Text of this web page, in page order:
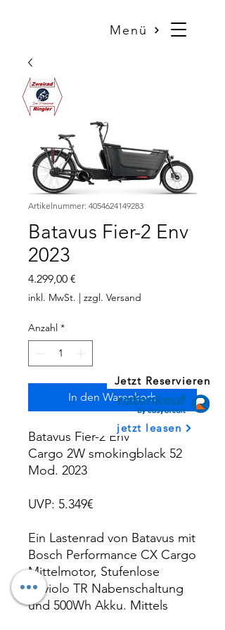
Menü
Artikelnummer: 4054624149283
Batavus Fier-2 Env
2023
4.299,00 €
inkl. MwSt. | zzgl. Versand
Anzahl *
In den Warenkorb
Batavus Fier-2 Env
Cargo 2W smokingblack 52
Mod. 2023
UVP: 5.349€
Ein Lastenrad von Batavus mit
Bosch Performance CX Cargo
Mittelmotor, Stufenlose
Enviolo TR Nabenschaltung
und 500Wh Akku. Mittels
Jetzt Reservieren
jetzt leasen